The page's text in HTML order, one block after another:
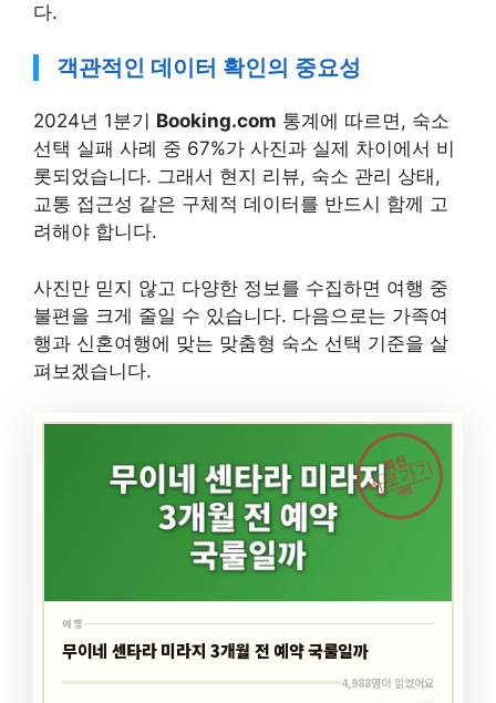
다.
객관적인 데이터 확인의 중요성
2024년 1분기 Booking.com 통계에 따르면, 숙소
선택 실패 사례 중 67%가 사진과 실제 차이에서 비
롯되었습니다. 그래서 현지 리뷰, 숙소 관리 상태,
교통 접근성 같은 구체적 데이터를 반드시 함께 고
려해야 합니다.
사진만 믿지 않고 다양한 정보를 수집하면 여행 중
불편을 크게 줄일 수 있습니다. 다음으로는 가족여
행과 신혼여행에 맞는 맞춤형 숙소 선택 기준을 살
펴보겠습니다.
최신
바로가기
여행
여행
무이네 센타라 미라지 3개월 전 예약 국룰일까
4,988명이 읽었어요